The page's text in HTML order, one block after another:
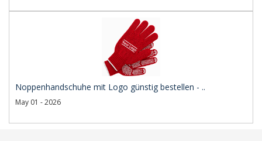
Noppenhandschuhe mit Logo günstig bestellen - ..
May 01 - 2026